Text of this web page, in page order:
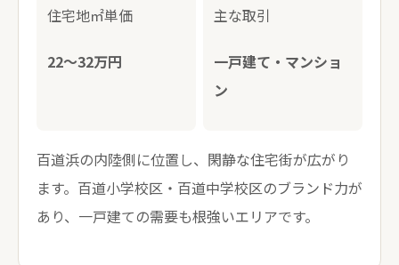
住宅地㎡単価
22〜32万円
主な取引
一戸建て・マンショ
ン
百道浜の内陸側に位置し、閑静な住宅街が広がり
ます。百道小学校区・百道中学校区のブランド力が
あり、一戸建ての需要も根強いエリアです。